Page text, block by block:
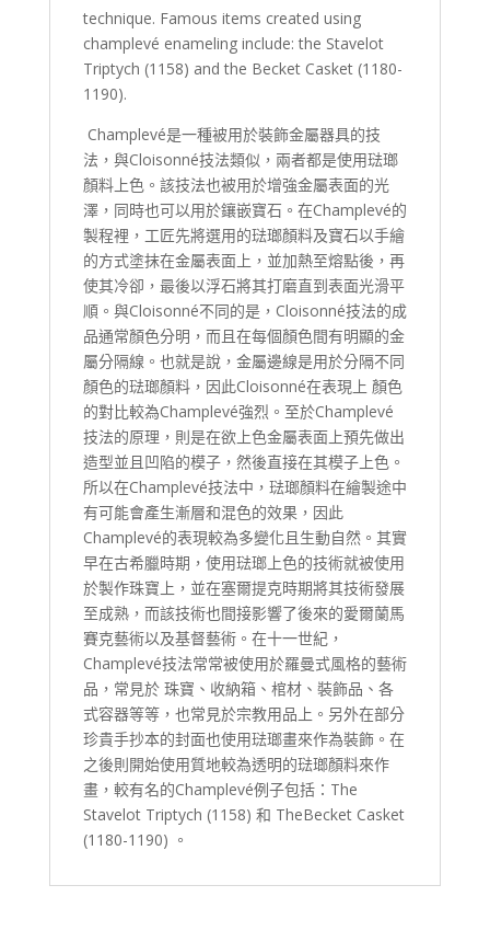
technique. Famous items created using
champlevé enameling include: the Stavelot
Triptych (1158) and the Becket Casket (1180-
1190).
Champlevé是一種被用於裝飾金屬器具的技
法，與Cloisonné技法類似，兩者都是使用琺瑯
顏料上色。該技法也被用於增強金屬表面的光
澤，同時也可以用於鑲嵌寶石。在Champlevé的
製程裡，工匠先將選用的琺瑯顏料及寶石以手繪
的方式塗抹在金屬表面上，並加熱至熔點後，再
使其冷卻，最後以浮石將其打磨直到表面光滑平
順。與Cloisonné不同的是，Cloisonné技法的成
品通常顏色分明，而且在每個顏色間有明顯的金
屬分隔線。也就是說，金屬邊線是用於分隔不同
顏色的琺瑯顏料，因此Cloisonné在表現上 顏色
的對比較為Champlevé強烈。至於Champlevé
技法的原理，則是在欲上色金屬表面上預先做出
造型並且凹陷的模子，然後直接在其模子上色。
所以在Champlevé技法中，琺瑯顏料在繪製途中
有可能會產生漸層和混色的效果，因此
Champlevé的表現較為多變化且生動自然。其實
早在古希臘時期，使用琺瑯上色的技術就被使用
於製作珠寶上，並在塞爾提克時期將其技術發展
至成熟，而該技術也間接影響了後來的愛爾蘭馬
賽克藝術以及基督藝術。在十一世紀，
Champlevé技法常常被使用於羅曼式風格的藝術
品，常見於 珠寶、收納箱、棺材、裝飾品、各
式容器等等，也常見於宗教用品上。另外在部分
珍貴手抄本的封面也使用琺瑯畫來作為裝飾。在
之後則開始使用質地較為透明的琺瑯顏料來作
畫，較有名的Champlevé例子包括：The
Stavelot Triptych (1158) 和 TheBecket Casket
(1180-1190) 。